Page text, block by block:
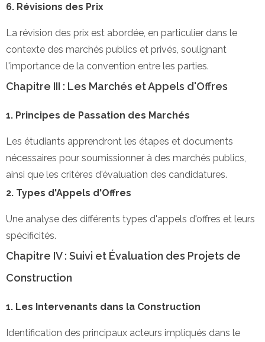
6. Révisions des Prix
La révision des prix est abordée, en particulier dans le
contexte des marchés publics et privés, soulignant
l'importance de la convention entre les parties.
Chapitre III : Les Marchés et Appels d'Offres
1. Principes de Passation des Marchés
Les étudiants apprendront les étapes et documents
nécessaires pour soumissionner à des marchés publics,
ainsi que les critères d'évaluation des candidatures.
2. Types d'Appels d'Offres
Une analyse des différents types d'appels d'offres et leurs
spécificités.
Chapitre IV : Suivi et Évaluation des Projets de
Construction
1. Les Intervenants dans la Construction
Identification des principaux acteurs impliqués dans le